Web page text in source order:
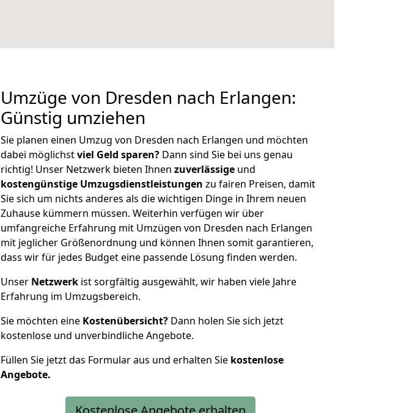
Umzüge von Dresden nach Erlangen:
Günstig umziehen
Sie planen einen Umzug von Dresden nach Erlangen und möchten
dabei möglichstviel Geld sparen? Dann sind Sie bei uns genau
richtig! Unser Netzwerk bieten Ihnen zuverlässige und
kostengünstige Umzugsdienstleistungen zu fairen Preisen, damit
Sie sich um nichts anderes als die wichtigen Dinge in Ihrem neuen
Zuhause kümmern müssen. Weiterhin verfügen wir über
umfangreiche Erfahrung mit Umzügen von Dresden nach Erlangen
mit jeglicher Größenordnung und können Ihnen somit garantieren,
dass wir für jedes Budget eine passende Lösung finden werden.
Unser Netzwerk ist sorgfältig ausgewählt, wir haben viele Jahre
Erfahrung im Umzugsbereich.
Sie möchten eine Kostenübersicht? Dann holen Sie sich jetzt
kostenlose und unverbindliche Angebote.
Füllen Sie jetzt das Formular aus und erhalten Sie kostenlose
Angebote.